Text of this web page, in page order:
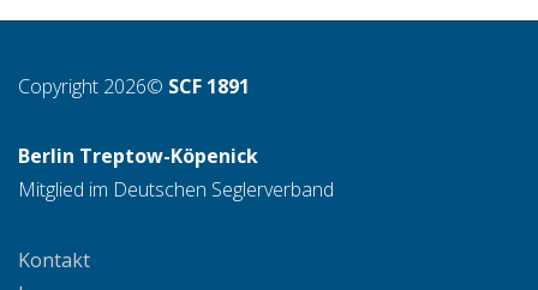
Copyright 2026© SCF 1891
Berlin Treptow-Köpenick
Mitglied im Deutschen Seglerverband
Kontakt